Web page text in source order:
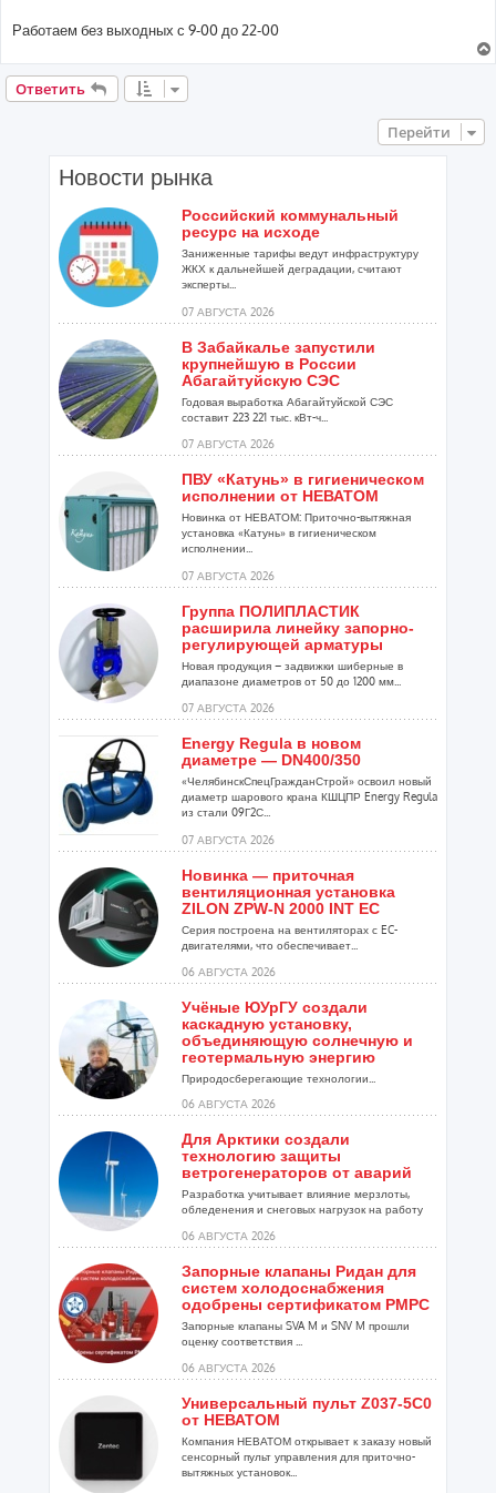
Работаем без выходных с 9-00 до 22-00
Ответить
Перейти
Новости рынка
Российский коммунальный
ресурс на исходе
Заниженные тарифы ведут инфраструктуру
ЖКХ к дальнейшей деградации, считают
эксперты...
07 АВГУСТА 2026
В Забайкалье запустили
крупнейшую в России
Абагайтуйскую СЭС
Годовая выработка Абагайтуйской СЭС
составит 223 221 тыс. кВт-ч...
07 АВГУСТА 2026
ПВУ «Катунь» в гигиеническом
исполнении от НЕВАТОМ
Новинка от НЕВАТОМ: Приточно-вытяжная
установка «Катунь» в гигиеническом
исполнении...
07 АВГУСТА 2026
Группа ПОЛИПЛАСТИК
расширила линейку запорно-
регулирующей арматуры
Новая продукция – задвижки шиберные в
диапазоне диаметров от 50 до 1200 мм...
07 АВГУСТА 2026
Energy Regula в новом
диаметре — DN400/350
«ЧелябинскСпецГражданСтрой» освоил новый
диаметр шарового крана КШЦПР Energy Regula
из стали 09Г2С...
07 АВГУСТА 2026
Новинка — приточная
вентиляционная установка
ZILON ZPW-N 2000 INT EC
Серия построена на вентиляторах с EC-
двигателями, что обеспечивает...
06 АВГУСТА 2026
Учёные ЮУрГУ создали
каскадную установку,
объединяющую солнечную и
геотермальную энергию
Природосберегающие технологии...
06 АВГУСТА 2026
Для Арктики создали
технологию защиты
ветрогенераторов от аварий
Разработка учитывает влияние мерзлоты,
обледенения и снеговых нагрузок на работу
06 АВГУСТА 2026
Запорные клапаны Ридан для
систем холодоснабжения
одобрены сертификатом РМРС
Запорные клапаны SVA M и SNV M прошли
оценку соответствия ...
06 АВГУСТА 2026
Универсальный пульт Z037-5C0
от НЕВАТОМ
Компания НЕВАТОМ открывает к заказу новый
сенсорный пульт управления для приточно-
вытяжных установок...